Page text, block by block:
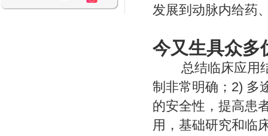
发展到动脉内给药
今又生具众多
总结临床应用
制非常明确； 2) 多
的安全性，提高患
用，基础研究和临